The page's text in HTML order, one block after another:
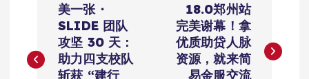
导
美一张・
SLIDE 团队
攻坚 30 天：
助力四支校队
斩获 “建行
18.0郑州站
完美谢幕！拿
优质助贷人脉
资源，就来简
易金服交流